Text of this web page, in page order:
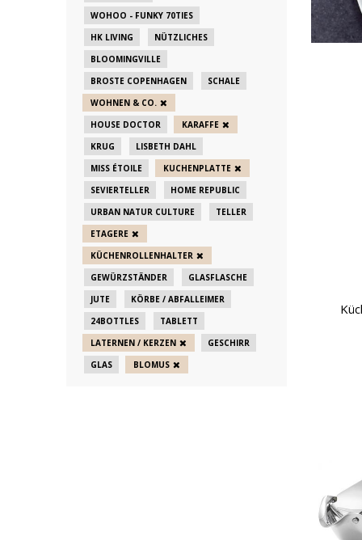
WOHOO - FUNKY 70TIES
HK LIVING
NÜTZLICHES
BLOOMINGVILLE
BROSTE COPENHAGEN
SCHALE
WOHNEN & CO.
HOUSE DOCTOR
KARAFFE
KRUG
LISBETH DAHL
MISS ÉTOILE
KUCHENPLATTE
SEVIERTELLER
HOME REPUBLIC
URBAN NATUR CULTURE
TELLER
ETAGERE
KÜCHENROLLENHALTER
GEWÜRZSTÄNDER
GLASFLASCHE
JUTE
KÖRBE / ABFALLEIMER
24BOTTLES
TABLETT
LATERNEN / KERZEN
GESCHIRR
GLAS
BLOMUS